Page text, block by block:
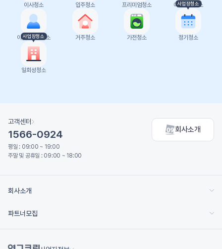
이사청소 입주청소 프리미엄청소 이사당일청소
이삿날 1인청소 거주청소 가전청소
사업장청소
정기청소
사업장청소
일회성청소
고객센터
1566-0924
평일 : 09:00 ~ 19:00
주말 및 공휴일 : 09:00 ~ 18:00
회사소개
회사소개
파트너모집